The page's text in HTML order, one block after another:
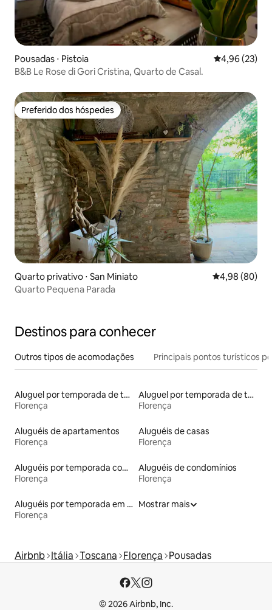
Pousadas ⋅ Pistoia 4,96 de uma
4,96 (23)
B&B Le Rose di Gori Cristina, Quarto de Casal.
Preferido dos hóspedes
Preferido dos hóspedes
Quarto privativo ⋅ San Miniato 4,98 de uma
4,98 (80)
Quarto Pequena Parada
Destinos para conhecer
Outros tipos de acomodações Principais pontos turísticos
Aluguel por temporada de tendas
Florença
Aluguel por temporada de townhouses
Florença
Aluguéis de apartamentos
Florença
Aluguéis de casas
Florença
Aluguéis por temporada com cama de altura acessível
Florença
Aluguéis de condomínios
Florença
Aluguéis por temporada em resorts
Florença
Mostrar mais
Airbnb Itália Toscana Florença Pousadas
© 2026 Airbnb, Inc.